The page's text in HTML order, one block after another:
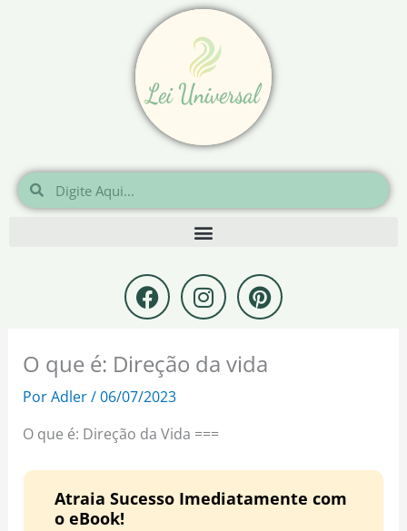
Pesquisar
Pesquisar
F
a
c
e
b
o
o
k
I
n
s
t
a
a
m
P
i
n
t
e
t
O que é: Direção da vida
PorAdler/06/07/2023
O que é: Direção da Vida ===
Atraia Sucesso Imediatamente com
o eBook!